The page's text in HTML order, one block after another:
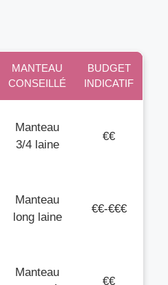
MANTEAU
CONSEILLÉ
BUDGET
INDICATIF
Manteau
3/4 laine
€€
Manteau
long laine
€€-€€€
Manteau
€€